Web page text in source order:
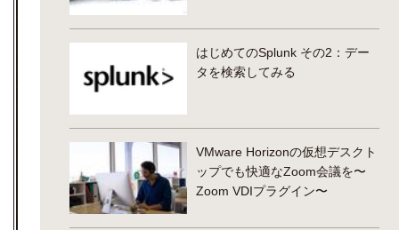
はじめてのSplunk その2：デー
タを検索してみる
VMware Horizonの仮想デスクト
ップでも快適なZoom会議を〜
Zoom VDIプラグイン〜